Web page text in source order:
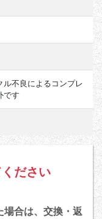
ル不良によるコンプレ
です
ださい
場合は、交換・返